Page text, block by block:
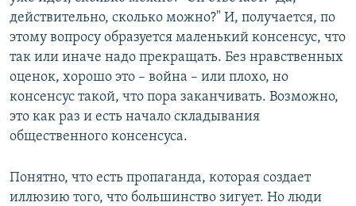
действительно, сколько можно?" И, получается, по
этому вопросу образуется маленький консенсус, что
так или иначе надо прекращать. Без нравственных
оценок, хорошо это – война – или плохо, но
консенсус такой, что пора заканчивать. Возможно,
это как раз и есть начало складывания
общественного консенсуса.
Понятно, что есть пропаганда, которая создает
иллюзию того, что большинство зигует. Но люди